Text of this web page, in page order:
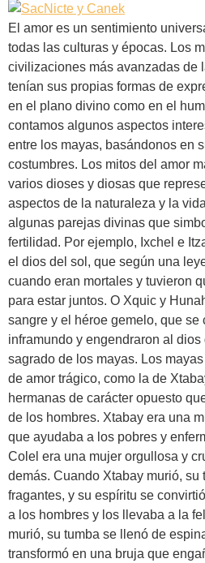
El amor es un sentimiento
todas las culturas y épocas. Los
civilizaciones más avanzadas de
tenían sus propias formas de
en el plano divino como en el
contamos algunos aspectos
entre los mayas, basándonos en
costumbres. Los mitos del amor
varios dioses y diosas que
aspectos de la naturaleza y la
algunas parejas divinas que
fertilidad. Por ejemplo, Ixchel e
el dios del sol, que según una
cuando eran mortales y tuvieron
para estar juntos. O Xquic y
sangre y el héroe gemelo, que se
inframundo y engendraron al
sagrado de los mayas. Los
de amor trágico, como la de
hermanas de carácter opuesto
de los hombres. Xtabay era una
que ayudaba a los pobres y
Colel era una mujer orgullosa y
demás. Cuando Xtabay murió, su
fragantes, y su espíritu se
a los hombres y los llevaba a la
murió, su tumba se llenó de
transformó en una bruja que